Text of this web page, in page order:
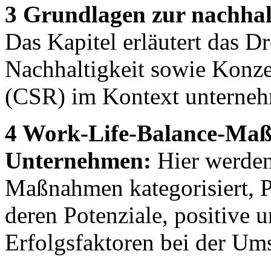
3 Grundlagen zur
Das Kapitel erläutert das
Nachhaltigkeit sowie
(CSR) im Kontext
4 Work-Life-Balance-
Unternehmen: Hier
Maßnahmen kategorisiert,
deren Potenziale, positive
Erfolgsfaktoren bei der